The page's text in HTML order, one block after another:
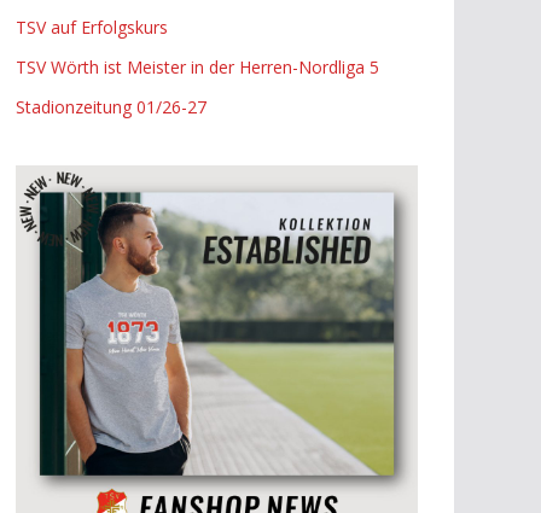
TSV auf Erfolgskurs
TSV Wörth ist Meister in der Herren-Nordliga 5
Stadionzeitung 01/26-27